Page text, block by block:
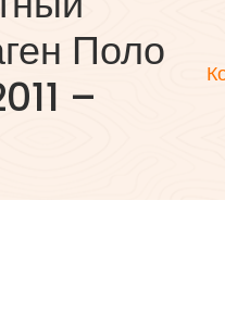
Поло
–